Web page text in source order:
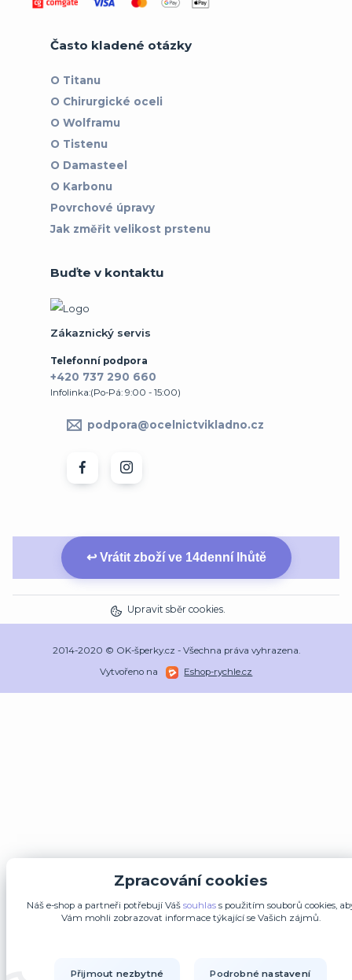
Často kladené otázky
O Titanu
O Chirurgické oceli
O Wolframu
O Tistenu
O Damasteel
O Karbonu
Povrchové úpravy
Jak změřit velikost prstenu
Buďte v kontaktu
Zákaznický servis
Telefonní podpora
+420 737 290 660
Infolinka:(Po-Pá: 9:00 - 15:00)
podpora@ocelnictvikladno.cz
↩ Vrátit zboží ve 14denní lhůtě
Upravit sběr cookies.
2014-2020 © OK-šperky.cz - Všechna práva vyhrazena.
Vytvořeno na
Eshop-rychle.cz
Zpracování cookies
Náš e-shop a partneři potřebují Váš souhlass použitím souborů cookies,
Vám mohli zobrazovat informace týkající se Vašich zájmů.
Přijmout nezbytné Podrobné nastavení